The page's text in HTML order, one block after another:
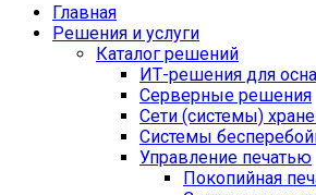
Главная
Решения и услуги
Каталог решений
ИТ-решения для
Серверные решения
Сети (системы)
Системы
Управление печатью
Покопийная